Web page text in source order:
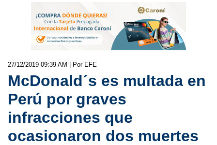
27/12/2019 09:39 AM | Por EFE
McDonald´s es multada en
Perú por graves
infracciones que
ocasionaron dos muertes